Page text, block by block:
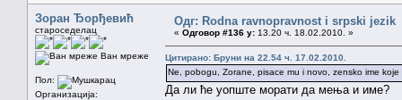
Зоран Ђорђевић
староседелац
Ван мреже
Пол:
Организација:
Одг: Rodna ravnopravnost i srpski jezik
« Одговор #136 у: 13.20 ч. 18.02.2010. »
Цитирано: Бруни на 22.54 ч. 17.02.2010.
Ne, pobogu, Zorane, pisace mu i novo, zensko ime
Да ли ће уопште морати да мења и име?